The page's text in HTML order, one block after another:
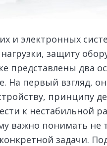
и электронных
защиту
представлены два
На первый взгляд,
принципу
к нестабильной
важно понимать не
задачи.